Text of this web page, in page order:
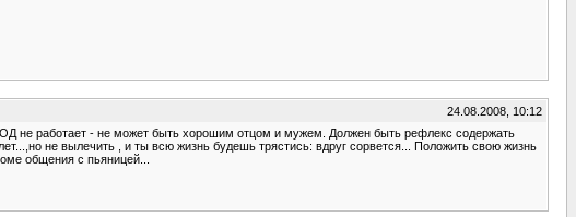
24.08.2008, 10:12
не работает - не может быть хорошим отцом и мужем. Должен быть рефлекс содержать
не вылечить , и ты всю жизнь будешь трястись: вдруг сорвется... Положить свою жизнь
общения с пьяницей...